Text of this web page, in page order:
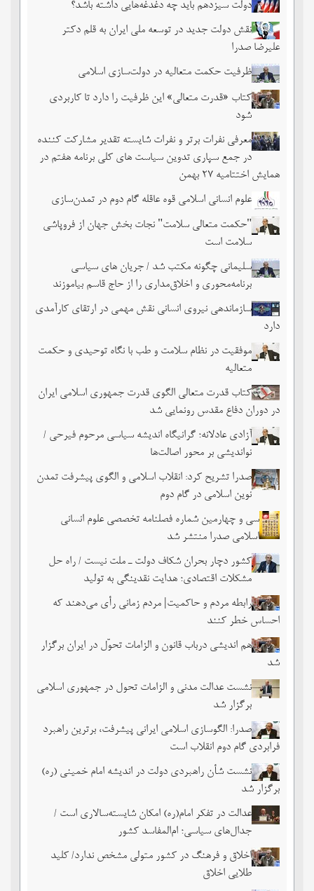
دولت سیزدهم باید چه دغدغه‌هایی داشته باشد؟
نقش دولت جدید در توسعه ملی ایران به قلم دکتر
علیرضا صدرا
ظرفیت حکمت متعالیه در دولت‌سازی اسلامی
کتاب «قدرت متعالی» این ظرفیت را دارد تا کاربردی
شود
معرفی نفرات برتر و نفرات شایسته تقدیر مشارکت کننده
در جمع سپاری تدوین سیاست های کلی برنامه هفتم در
همایش اختتامیه ۲۷ بهمن
علوم انسانی اسلامی قوه عاقله گام دوم در تمدن‌سازی
"حکمت متعالی سلامت" نجات بخش جهان از فروپاشی
سلامت است
سلیمانی چگونه مکتب شد / جریان های سیاسی
برنامه‌محوری و اخلاق‌مداری را از حاج قاسم بیاموزند
سازماندهی نیروی انسانی نقش مهمی در ارتقای کارآمدی
دارد
موفقیت در نظام سلامت و طب با نگاه توحیدی و حکمت
متعالیه
کتاب قدرت متعالی الگوی قدرت جمهوری اسلامی ایران
در دوران دفاع مقدس رونمایی شد
آزادی عادلانه؛ گرانیگاه اندیشه سیاسی مرحوم فیرحی /
نواندیشی بر محور اصالت‌ها
صدرا تشریح کرد: انقلاب اسلامی و الگوی پیشرفت تمدن
نوین اسلامی در گام دوم
سی و چهارمین شماره فصلنامه تخصصی علوم انسانی
اسلامی صدرا منتشر شد
کشور دچار بحران شکاف دولت ـ ملت نیست / راه حل
مشکلات اقتصادی؛ هدایت نقدینگی به تولید
رابطه مردم و حاکمیت| مردم زمانی رأی می‌دهند که
احساس خطر ‌کنند
هم اندیشی درباب قانون و الزامات تحوّل در ایران برگزار
شد
نشست عدالت مدنی و الزامات تحول در جمهوری اسلامی
برگزار شد
صدرا: الگوسازی اسلامی ایرانی پیشرفت، برترین راهبرد
فرابردی گام دوم انقلاب است
نشست شأن راهبردی دولت در اندیشه امام خمینی (ره)
برگزار شد
عدالت در تفکر امام(ره) امکان شایسته‌سالاری است /
جدال‌های سیاسی؛ ام‌المفاسد کشور
اخلاق و فرهنگ در کشور متولی مشخص ندارد/ کلید
طلایی اخلاق